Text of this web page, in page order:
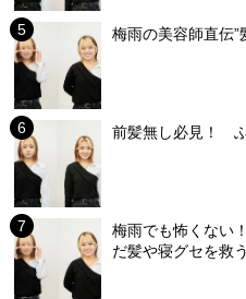
梅雨の美容師直伝”
前髪無し必見！
梅雨でも怖くない
だ髪や寝グセを救